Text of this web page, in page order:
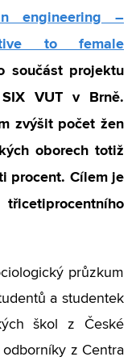
engineering –
to female
součást projektu
VUT v Brně.
zvýšit počet žen
oborech totiž
procent. Cílem je
průzkum
a studentek
škol z České
z Centra